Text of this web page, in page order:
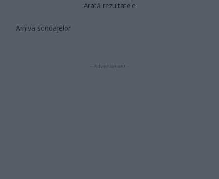
Arată rezultatele
Arhiva sondajelor
- Advertisment -